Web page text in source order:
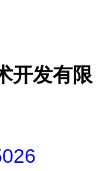
开发有限